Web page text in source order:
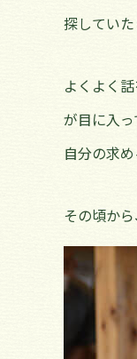
探してい
よくよく
が目に入っ
自分の求
その頃か